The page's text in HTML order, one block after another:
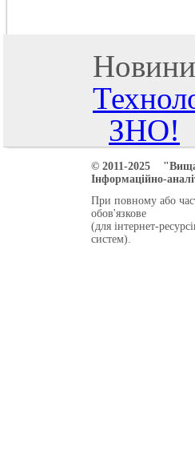
ЗНО!
© 2011-2025 "Вища
Інформаційно-
При повному або
обов'язкове
(для інтернет-
систем).